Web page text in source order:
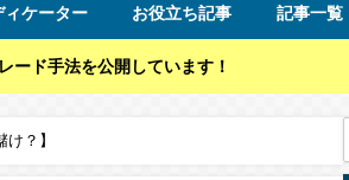
ィケーター お役立ち記事 記事一覧
ード手法を公開しています！
？】